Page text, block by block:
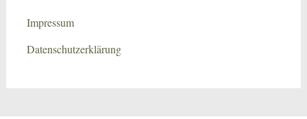
Impressum
Datenschutzerklärung